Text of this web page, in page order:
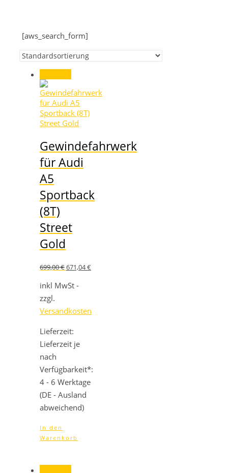
[aws_search_form]
Gewindefahrwerk
für Audi
A5
Sportback
(8T)
Street
Gold
699,00€Ursprünglicher
war:
671,04€Aktueller
inkl MwSt -
zzgl.
Versandkosten
Lieferzeit:
Lieferzeit je
nach
Verfügbarkeit*:
4 - 6 Werktage
(DE - Ausland
abweichend)
In den
Warenkorb